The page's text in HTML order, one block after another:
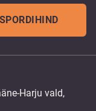
Harju vald,